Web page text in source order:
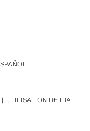
UTILISATION DE L’IA